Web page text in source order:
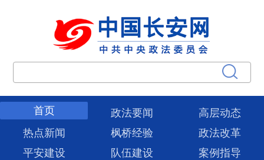
首页 政法要闻
高层动态
热点新闻
枫桥经验
政法改革
平安建设
队伍建设
案例指导